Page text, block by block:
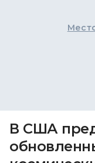
В США